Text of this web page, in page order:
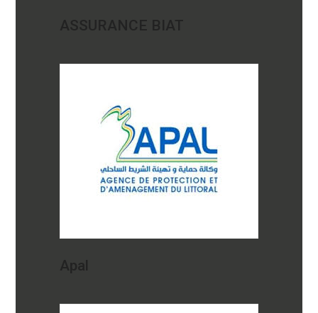
ASSURANCE BIAT
Apal